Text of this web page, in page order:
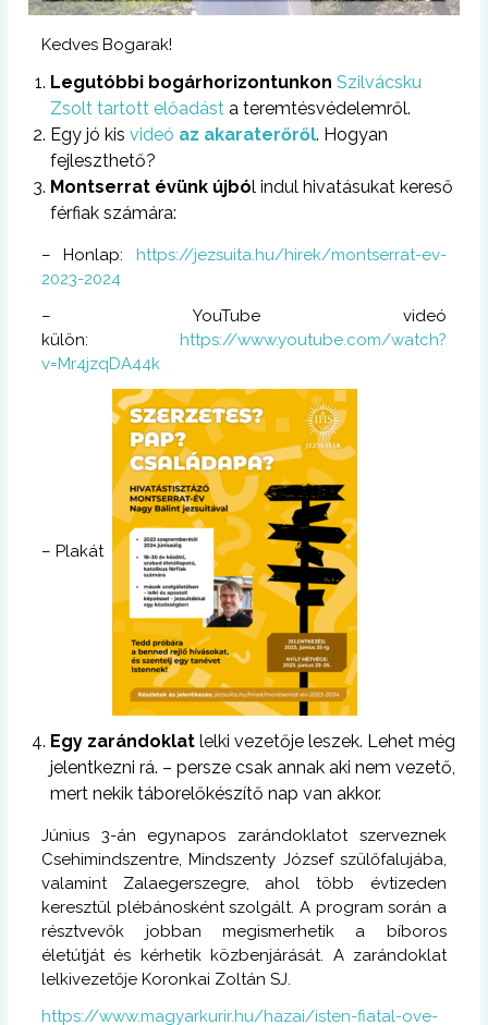
Kedves Bogarak!
Legutóbbi bogárhorizontunkonSzilvácsku
Zsolt tartott előadást a teremtésvédelemről.
Egy jó kisvideó az akaraterőről. Hogyan
fejleszthető?
Montserrat évünk újból indul hivatásukat kereső
férfiak számára:
– Honlap: https://jezsuita.hu/hirek/montserrat-ev-
2023-2024
– YouTube videó
külön: https://www.youtube.com/watch?
v=Mr4jzqDA44k
– Plakát
Egy zarándoklatlelki vezetője leszek. Lehet még
jelentkezni rá. – persze csak annak aki nem vezető,
mert nekik táborelőkészítő nap van akkor.
Június 3-án egynapos zarándoklatot szerveznek
Csehimindszentre, Mindszenty József szülőfalujába,
valamint Zalaegerszegre, ahol több évtizeden
keresztül plébánosként szolgált. A program során a
résztvevők jobban megismerhetik a bíboros
életútját és kérhetik közbenjárását. A zarándoklat
lelkivezetője Koronkai Zoltán SJ.
https://www.magyarkurir.hu/hazai/isten-fiatal-ove-